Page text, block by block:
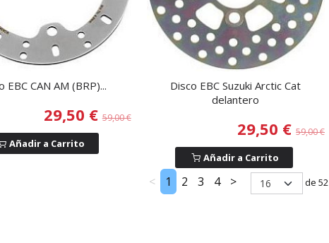
EBC CAN AM (BRP)...
29,50 €59,00 €
Añadir a Carrito
Disco EBC Suzuki Arctic Cat
delantero
29,50 €59,00 €
Añadir a Carrito
< 1 2 3 4 > de 52